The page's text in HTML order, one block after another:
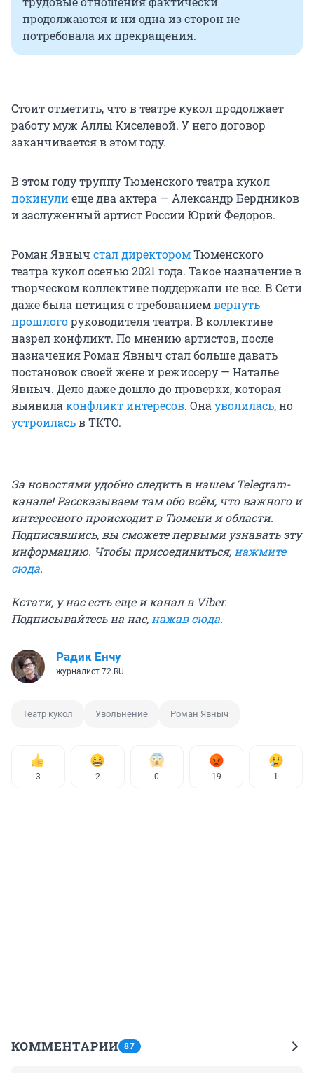
продолжаются и ни одна из сторон не
потребовала их прекращения.
Стоит отметить, что в театре кукол продолжает
работу муж Аллы Киселевой. У него договор
заканчивается в этом году.
В этом году труппу Тюменского театра кукол
покинулиеще два актера — Александр Бердников
и заслуженный артист России Юрий Федоров.
Роман Явныч стал директоромТюменского
театра кукол осенью 2021 года. Такое назначение в
творческом коллективе поддержали не все. В Сети
даже была петиция с требованиемвернуть
прошлогоруководителя театра. В коллективе
назрел конфликт. По мнению артистов, после
назначения Роман Явныч стал больше давать
постановок своей жене и режиссеру — Наталье
Явныч. Дело даже дошло до проверки, которая
выявила конфликт интересов. Она уволилась, но
устроиласьв ТКТО.
За новостями удобно следить в нашем Telegram-
канале! Рассказываем там обо всём, что важного и
интересного происходит в Тюмени и области.
Подписавшись, вы сможете первыми узнавать эту
информацию. Чтобы присоединиться, нажмите
сюда.
Кстати, у нас есть еще и канал в Viber.
Подписывайтесь на нас, нажав сюда.
Радик Енчу
журналист 72.RU
Театр кукол Увольнение Роман Явныч
3 2 0 19 1
КОММЕНТАРИИ 87